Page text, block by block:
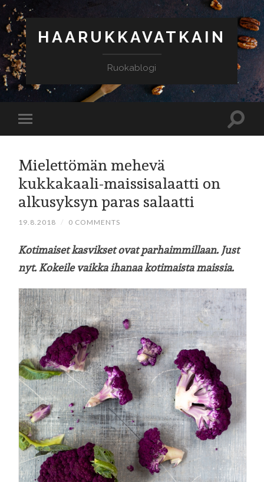
HAARUKKAVATKAIN
Ruokablogi
Mielettömän mehevä
kukkakaali-maissisalaatti on
alkusyksyn paras salaatti
19.8.2018 / 0 COMMENTS
Kotimaiset kasvikset ovat parhaimmillaan. Just
nyt. Kokeile vaikka ihanaa kotimaista maissia.